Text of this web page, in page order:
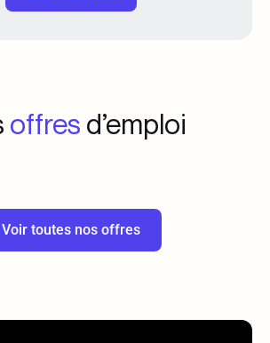
offres d’emploi
Voir toutes nos offres